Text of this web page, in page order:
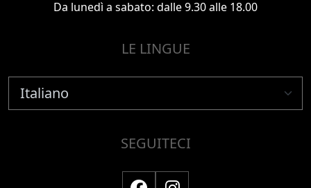
Da lunedì a sabato: dalle 9.30 alle 18.00
LE LINGUE
SEGUITECI